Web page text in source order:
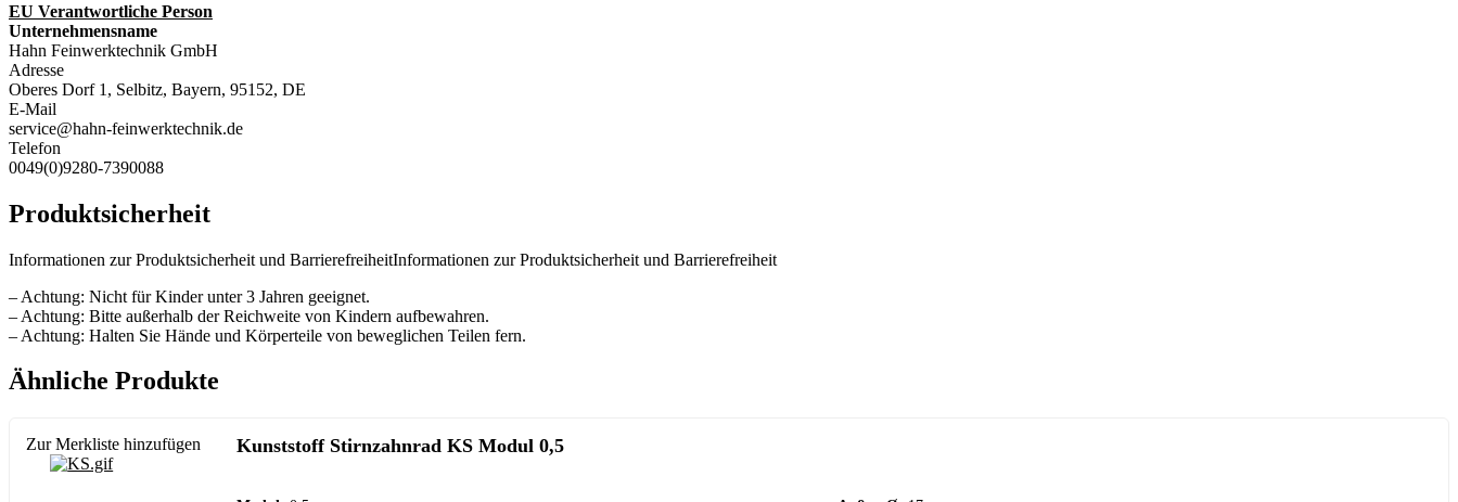
EU Verantwortliche Person
Unternehmensname
Hahn Feinwerktechnik GmbH
Adresse
Oberes Dorf 1, Selbitz, Bayern, 95152, DE
E-Mail
service@hahn-feinwerktechnik.de
Telefon
0049(0)9280-7390088
Produktsicherheit
Informationen zur Produktsicherheit und BarrierefreiheitInformationen zur Produktsicherheit und Barrierefreiheit
– Achtung: Nicht für Kinder unter 3 Jahren geeignet.
– Achtung: Bitte außerhalb der Reichweite von Kindern aufbewahren.
– Achtung: Halten Sie Hände und Körperteile von beweglichen Teilen fern.
Ähnliche Produkte
Zur Merkliste hinzufügen Kunststoff Stirnzahnrad KS Modul 0,5